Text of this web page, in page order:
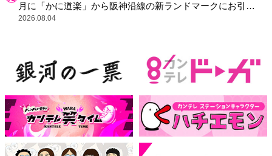
月に「かに道楽」から阪神沿線の新ランドマークにお引っ
越し
2026.08.04